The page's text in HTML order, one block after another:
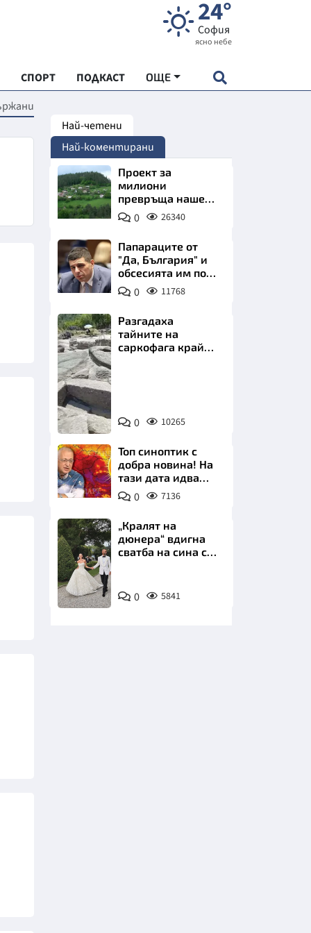
24°
София
ясно небе
СПОРТ ПОДКАСТ ОЩЕ
"ЧУДЕСАТА НА БЪЛГАРИЯ"
ХРАНА
Най-четени
Най-коментирани
Проект за
милиони
превръща наше
село в магнит за
туристи
0 26340
Папараците от
"Да, България" и
обсесията им по
Пеевски
0 11768
Снимка:
Bulgaria
ON
AIR
Разгадаха
тайните на
саркофага край
0 10265
Топ синоптик с
добра новина! На
тази дата идва
захлаждането
0 7136
Снимка:
Инстаграм
„Кралят на
дюнера“ вдигна
сватба на сина си
Комо
0 5841